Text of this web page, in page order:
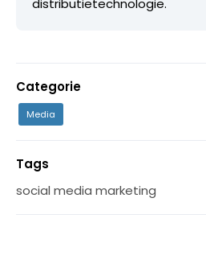
Categorie
Media
Tags
social media marketing